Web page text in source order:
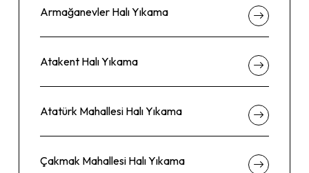
Armağanevler Halı Yıkama
Atakent Halı Yıkama
Atatürk Mahallesi Halı Yıkama
Çakmak Mahallesi Halı Yıkama